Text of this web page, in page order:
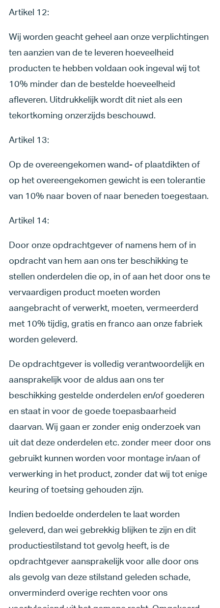
Artikel 12:
Wij worden geacht geheel aan onze verplichtingen
ten aanzien van de te leveren hoeveelheid
producten te hebben voldaan ook ingeval wij tot
10% minder dan de bestelde hoeveelheid
afleveren. Uitdrukkelijk wordt dit niet als een
tekortkoming onzerzijds beschouwd.
Artikel 13:
Op de overeengekomen wand- of plaatdikten of
op het overeengekomen gewicht is een tolerantie
van 10% naar boven of naar beneden toegestaan.
Artikel 14:
Door onze opdrachtgever of namens hem of in
opdracht van hem aan ons ter beschikking te
stellen onderdelen die op, in of aan het door ons te
vervaardigen product moeten worden
aangebracht of verwerkt, moeten, vermeerderd
met 10% tijdig, gratis en franco aan onze fabriek
worden geleverd.
De opdrachtgever is volledig verantwoordelijk en
aansprakelijk voor de aldus aan ons ter
beschikking gestelde onderdelen en/of goederen
en staat in voor de goede toepasbaarheid
daarvan. Wij gaan er zonder enig onderzoek van
uit dat deze onderdelen etc. zonder meer door ons
gebruikt kunnen worden voor montage in/aan of
verwerking in het product, zonder dat wij tot enige
keuring of toetsing gehouden zijn.
Indien bedoelde onderdelen te laat worden
geleverd, dan wei gebrekkig blijken te zijn en dit
productiestilstand tot gevolg heeft, is de
opdrachtgever aansprakelijk voor alle door ons
als gevolg van deze stilstand geleden schade,
onverminderd overige rechten voor ons